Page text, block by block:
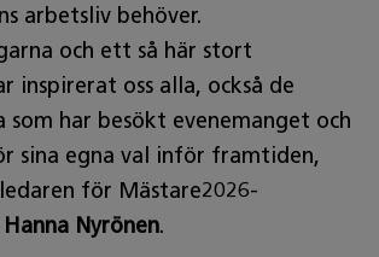
arbetsliv behöver.
och ett så här stort
inspirerat oss alla, också de
som har besökt evenemanget och
sina egna val inför framtiden,
för Mästare2026-
Hanna Nyrönen.